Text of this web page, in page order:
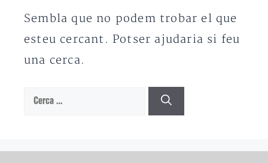
Sembla que no podem trobar el que
esteu cercant. Potser ajudaria si feu
una cerca.
Cerca: